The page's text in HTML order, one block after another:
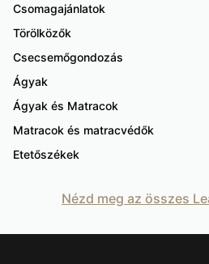
Csomagajánlatok
Törölközők
Csecsemőgondozás
Ágyak
Ágyak és Matracok
Matracok és matracvédők
Etetőszékek
Nézd meg az összes